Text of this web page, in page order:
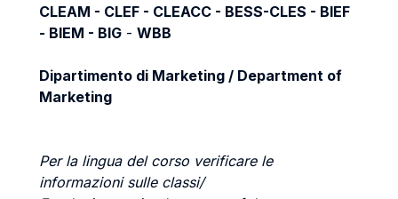
CLEAM - CLEF - CLEACC - BESS-CLES - BIEF
- BIEM - BIG - WBB
Dipartimento di Marketing / Department of
Marketing
Per la lingua del corso verificare le
informazioni sulle classi/